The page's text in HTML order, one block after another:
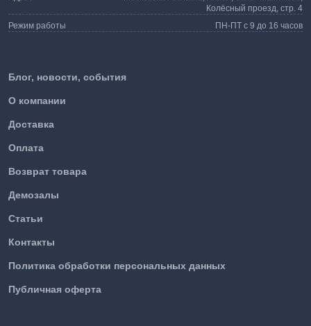
Блог, новости, события
О компании
Доставка
Оплата
Возврат товара
Демозалы
Статьи
Контакты
Политика обработки персональных данных
Публичная оферта
Колёсный проезд, стр. 4
Режим работы
ПН-ПТ с 9 до 16 часов